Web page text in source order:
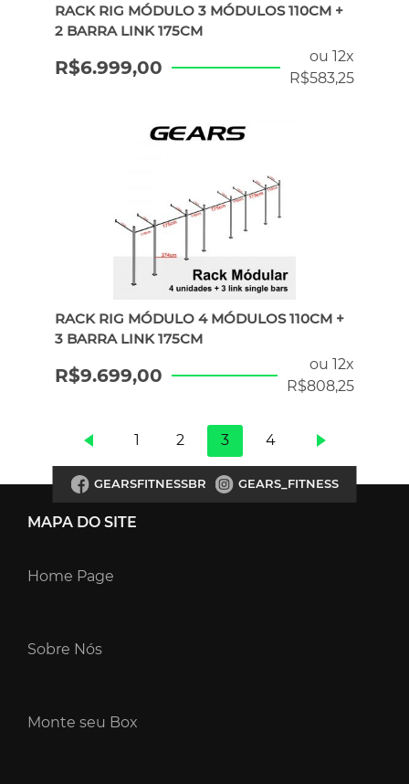
RACK RIG MÓDULO 3 MÓDULOS 110CM +
2 BARRA LINK 175CM
ou 12x
R$583,25
R$6.999,00
RACK RIG MÓDULO 4 MÓDULOS 110CM +
3 BARRA LINK 175CM
ou 12x
R$808,25
R$9.699,00
1 2 3 4
GEARSFITNESSBR GEARS_FITNESS
MAPA DO SITE
Home Page
Sobre Nós
Monte seu Box